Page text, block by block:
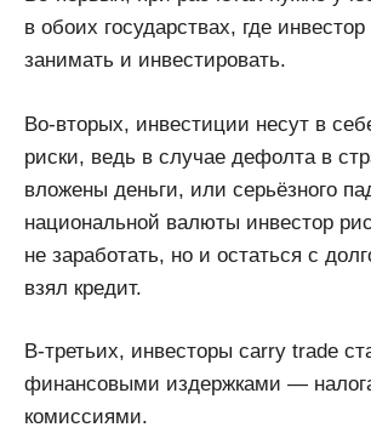
в обоих государствах, где
занимать и инвестировать.
Во-вторых, инвестиции несут в
риски, ведь в случае дефолта в
вложены деньги, или серьёзного
национальной валюты инвестор
не заработать, но и остаться с
взял кредит.
В-третьих, инвесторы carry trade
финансовыми издержками —
комиссиями.